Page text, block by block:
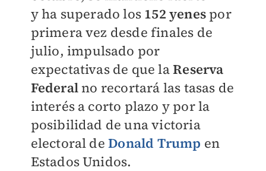
yha superado los 152 yenes por
primera vez desde finales de
julio, impulsado por
expectativas de que laReserva
Federalno recortará las tasas de
interés a corto plazo y por la
posibilidad de una victoria
electoral deDonald Trump en
Estados Unidos.